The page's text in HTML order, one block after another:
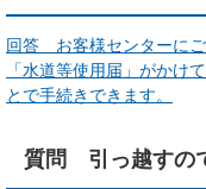
回答 お客様センターに
「水道等使用届」がかけ
とで手続きできます。
質問 引っ越すの